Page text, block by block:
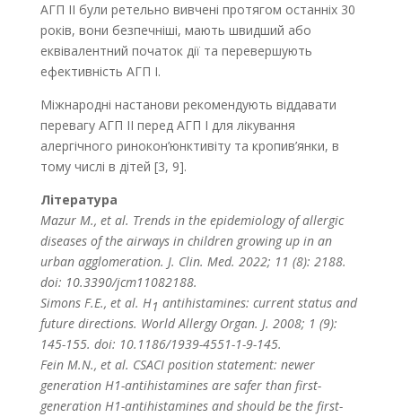
АГП ІІ були ретельно вивчені протягом останніх 30
років, вони безпечніші, мають швидший або
еквівалентний початок дії та перевершують
ефективність АГП І.
Міжнародні настанови рекомендують віддавати
перевагу АГП ІІ перед АГП І для лікування
алергічного ринокон’юнктивіту та кропив’янки, в
тому числі в дітей [3, 9].
Література
Mazur M., et al. Trends in the epidemiology of allergic
diseases of the airways in children growing up in an
urban agglomeration. J. Clin. Med. 2022; 11 (8): 2188.
doi: 10.3390/jcm11082188.
Simons F.E., et al. H1 antihistamines: current status and
future directions. World Allergy Organ. J. 2008; 1 (9):
145-155. doi: 10.1186/1939-4551-1-9-145.
Fein M.N., et al. CSACI position statement: newer
generation H1-antihistamines are safer than first-
generation H1-antihistamines and should be the first-